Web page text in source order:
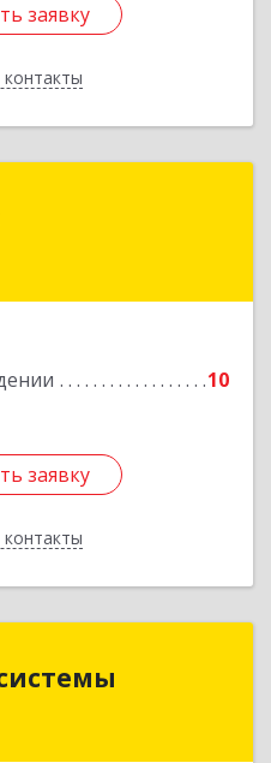
заявку
заявку
10
заявку
ул.Белинского, д.13
заявку
Татарстан, Бугульма,